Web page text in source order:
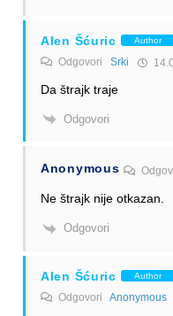
Alen Šćuric Author
Odgovori Srki
Da štrajk traje
Odgovori
Anonymous
Ne štrajk nije otkazan.
Odgovori
Alen Šćuric Author
Odgovori Anonymous